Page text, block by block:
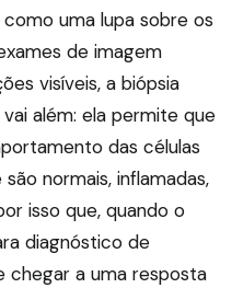
uma lupa sobre os
de imagem
visíveis, a biópsia
além: ela permite que
das células
normais, inflamadas,
isso que, quando o
diagnóstico de
chegar a uma resposta